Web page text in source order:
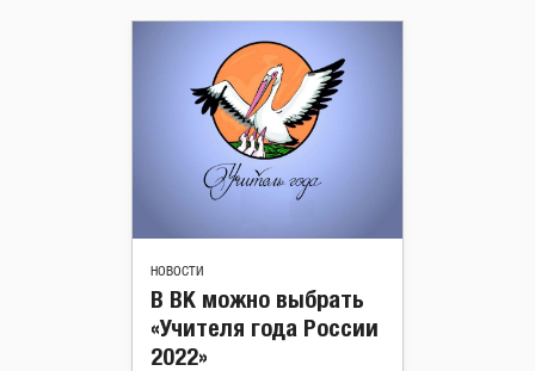
НОВОСТИ
В ВК можно выбрать
«Учителя года России
2022»